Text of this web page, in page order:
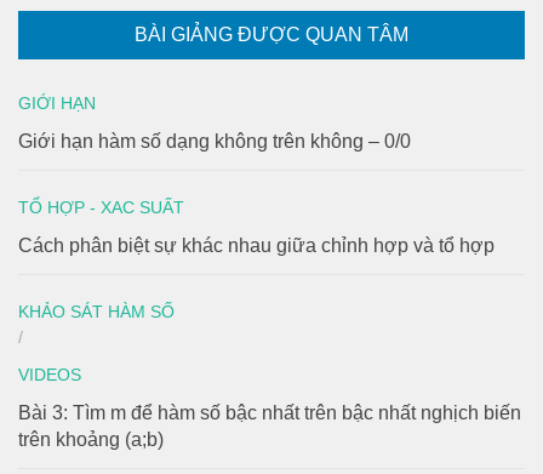
BÀI GIẢNG ĐƯỢC QUAN TÂM
GIỚI HẠN
Giới hạn hàm số dạng không trên không – 0/0
TỔ HỢP - XAC SUẤT
Cách phân biệt sự khác nhau giữa chỉnh hợp và tổ hợp
KHẢO SÁT HÀM SỐ
/
VIDEOS
Bài 3: Tìm m để hàm số bậc nhất trên bậc nhất nghịch biến
trên khoảng (a;b)